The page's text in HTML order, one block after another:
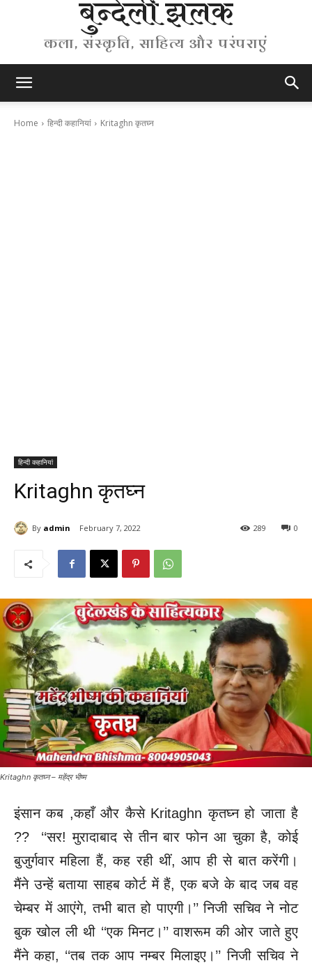
बुन्देली झलक
कला, संस्कृति, साहित्य और परंपराएं
Home हिन्दी कहानियां Kritaghn कृतघ्न
हिन्दी कहानियां
Kritaghn कृतघ्न
By admin February 7, 2022 0
289
Kritaghn कृतघ्न – महेंद्र भीष्म
इंसान कब ,कहाँ और कैसे Kritaghn कृतघ्न हो जाता है
?? ‘‘सर! मुरादाबाद से तीन बार फोन आ चुका है, कोई
बुजुर्गवार महिला हैं, कह रही थीं, आप ही से बात करेंगी।
मैंने उन्हें बताया साहब कोर्ट में हैं, एक बजे के बाद जब वह
चेम्बर में आएंगे, तभी बात हो पाएगी।’’ निजी सचिव ने नोट
बुक खोल ली थी ‘‘एक मिनट।’’ वाशरूम की ओर जाते हुए
मैंने कहा, ‘‘तब तक आप नम्बर मिलाइए।’’ निजी सचिव ने